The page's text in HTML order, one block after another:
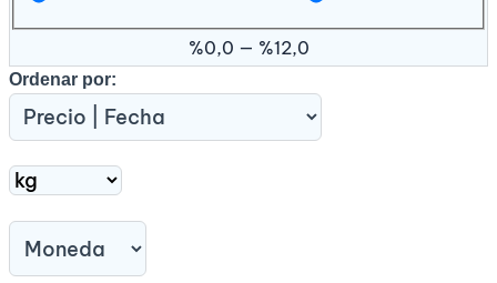
%0,0 — %12,0
Ordenar por: